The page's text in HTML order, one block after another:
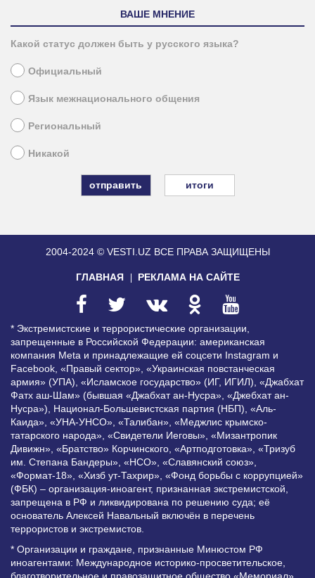
ВАШЕ МНЕНИЕ
Какой статус должен быть у русского языка?
Официальный
Язык межнационального общения
Региональный
Никакой
итоги
2004-2024 © VESTI.UZ ВСЕ ПРАВА ЗАЩИЩЕНЫ
ГЛАВНАЯ РЕКЛАМА НА САЙТЕ
* Экстремистские и террористические организации,
запрещенные в Российской Федерации: американская
компания Meta и принадлежащие ей соцсети Instagram и
Facebook, «Правый сектор», «Украинская повстанческая
армия» (УПА), «Исламское государство» (ИГ, ИГИЛ), «Джабхат
Фатх аш-Шам» (бывшая «Джабхат ан-Нусра», «Джебхат ан-
Нусра»), Национал-Большевистская партия (НБП), «Аль-
Каида», «УНА-УНСО», «Талибан», «Меджлис крымско-
татарского народа», «Свидетели Иеговы», «Мизантропик
Дивижн», «Братство» Корчинского, «Артподготовка», «Тризуб
им. Степана Бандеры», «НСО», «Славянский союз»,
«Формат-18», «Хизб ут-Тахрир», «Фонд борьбы с коррупцией»
(ФБК) – организация-иноагент, признанная экстремистской,
запрещена в РФ и ликвидирована по решению суда; её
основатель Алексей Навальный включён в перечень
террористов и экстремистов.
* Организации и граждане, признанные Минюстом РФ
иноагентами: Международное историко-просветительское,